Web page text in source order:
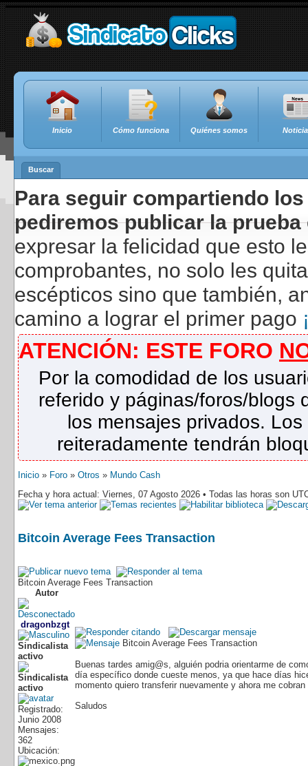
Inicio Cómo funciona Quiénes somos
Buscar
Para seguir compartiendo
pediremos publicar la
expresar la felicidad que esto
comprobantes, no solo les
escépticos sino que también,
camino a lograr el primer pago
ATENCIÓN: ESTE FORO
Por la comodidad de los
referido y páginas/foros/blogs
los mensajes privados.
reiteradamente tendrán
Inicio » Foro » Otros » Mundo Cash
Fecha y hora actual: Viernes, 07 Agosto 2026 • Todas las horas son
Bitcoin Average Fees Transaction
Bitcoin Average Fees Transaction
Autor
dragonbzgt
Sindicalista
activo
Registrado:
Junio 2008
Mensajes:
362
Ubicación:
Bitcoin Average Fees Transaction
Buenas tardes amig@s, alguién podria orientarme de
día específico donde cueste menos, ya que hace días
momento quiero transferir nuevamente y ahora me
Saludos